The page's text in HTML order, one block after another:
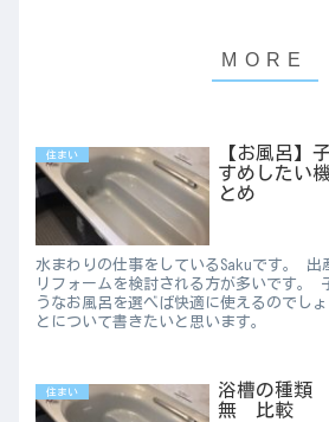
住まい
【お風呂】
すめしたい
とめ
水まわりの仕事をしているSakuです。 出
リフォームを検討される方が多いです。
うなお風呂を選べば快適に使えるのでし
とについて書きたいと思います。
住まい
浴槽の種類
無 比較